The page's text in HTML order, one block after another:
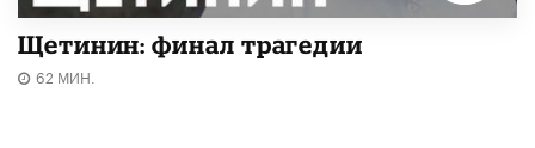
Щетинин: финал трагедии
62 МИН.